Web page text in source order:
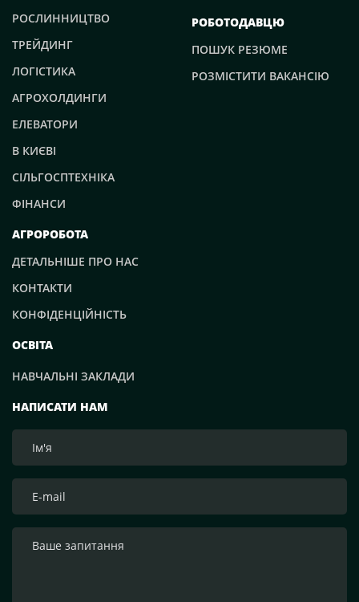
НАПИСАТИ НАМ
РОСЛИННИЦТВО
ТРЕЙДИНГ
ЛОГІСТИКА
АГРОХОЛДИНГИ
ЕЛЕВАТОРИ
В КИЄВІ
СІЛЬГОСПТЕХНІКА
ФІНАНСИ
РОБОТОДАВЦЮ
ПОШУК РЕЗЮМЕ
РОЗМІСТИТИ ВАКАНСІЮ
АГРОРОБОТА
ДЕТАЛЬНІШЕ ПРО НАС
КОНТАКТИ
КОНФІДЕНЦІЙНІСТЬ
ОСВІТА
НАВЧАЛЬНІ ЗАКЛАДИ